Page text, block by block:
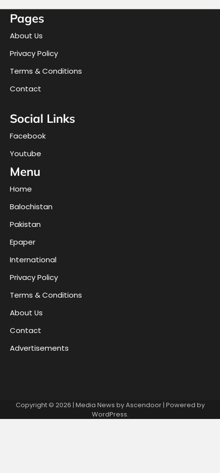
Pages
About Us
Privacy Policy
Terms & Conditions
Contact
Social Links
Facebook
Youtube
Menu
Home
Balochistan
Pakistan
Epaper
International
Privacy Policy
Terms & Conditions
About Us
Contact
Advertisements
Copyright © 2026 | Media News byAscendoor| Powered by
WordPress.